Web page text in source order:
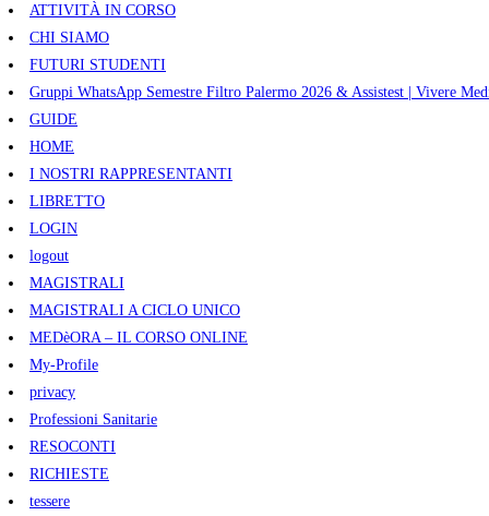
ATTIVITÀ IN CORSO
CHI SIAMO
FUTURI STUDENTI
Gruppi WhatsApp Semestre Filtro Palermo 2026 & Assistest | Vivere
GUIDE
HOME
I NOSTRI RAPPRESENTANTI
LIBRETTO
LOGIN
logout
MAGISTRALI
MAGISTRALI A CICLO UNICO
MEDèORA – IL CORSO ONLINE
My-Profile
privacy
Professioni Sanitarie
RESOCONTI
RICHIESTE
tessere